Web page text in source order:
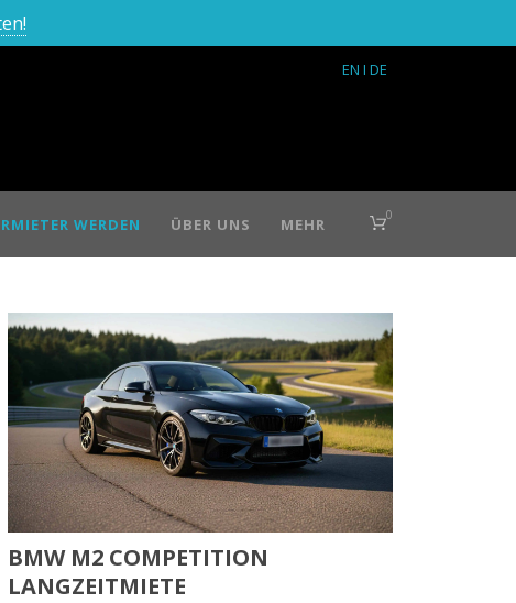
EN I DE
WERDEN ÜBER UNS MEHR 0
BMW M2 COMPETITION
LANGZEITMIETE